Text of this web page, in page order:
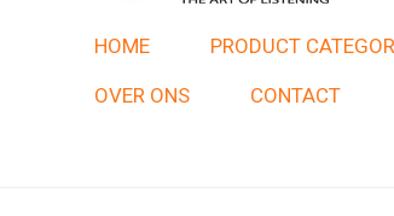
HOME PRODUCT
OVER ONS CONTACT